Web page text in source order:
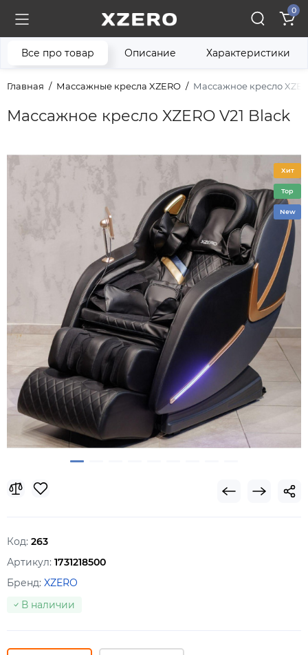
0
Главная Массажные кресла XZERO Массажное кресло
Массажное кресло XZERO V21 Black
Все про товар Описание Характеристики
Хит
Top
New
Код: 263
Артикул: 1731218500
Бренд: XZERO
В наличии